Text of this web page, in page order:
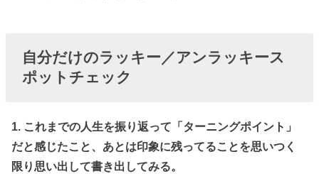
自分だけのラッキー／アンラッキース
ポットチェック
1. これまでの人生を振り返って「ターニングポイント」
だと感じたこと、あとは印象に残ってることを思いつく
限り思い出して書き出してみる。